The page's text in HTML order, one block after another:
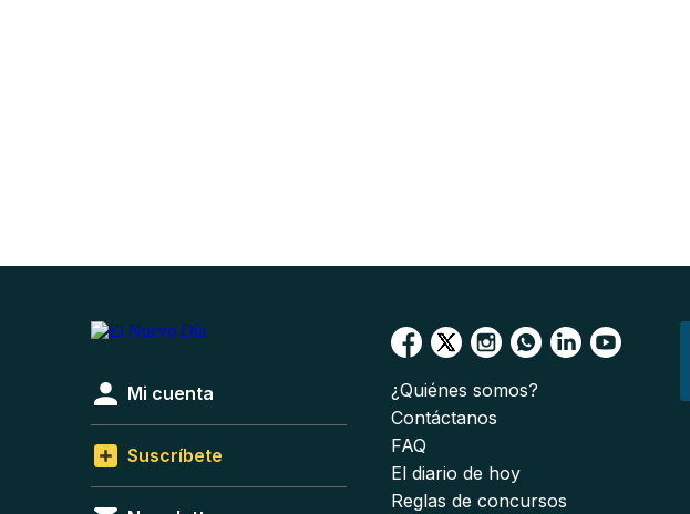
Mi cuenta
Suscríbete
¿Quiénes somos?
Contáctanos
FAQ
El diario de hoy
Reglas de concursos